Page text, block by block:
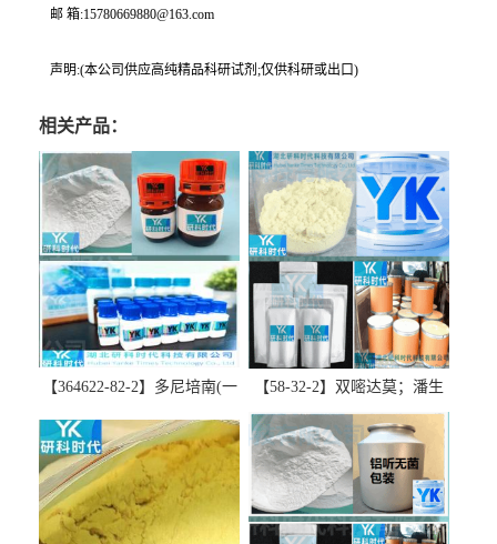
邮 箱:15780669880@163.com
声明:(本公司供应高纯精品科研试剂;仅供科研或出口)
相关产品：
【364622-82-2】多尼培南(一
精品科研试剂-湖北研科时代
科技-“研”无止境;“科”学创
新！支持三方验证；支持定
制；检测图谱；MSDS等技术
【58-32-2】双嘧达莫；潘生
丁-精品科研试剂-湖北研科时
代科技-“研”无止境;“科”学创
新！支持三方验证；支持定
制；检测图谱；MSDS等技术
支持！